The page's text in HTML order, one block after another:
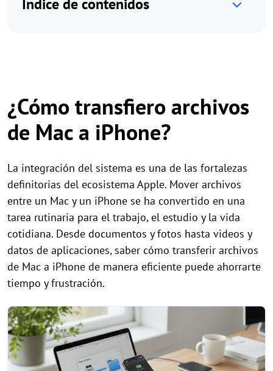
Índice de contenidos
¿Cómo transfiero archivos
de Mac a iPhone?
La integración del sistema es una de las fortalezas
definitorias del ecosistema Apple. Mover archivos
entre un Mac y un iPhone se ha convertido en una
tarea rutinaria para el trabajo, el estudio y la vida
cotidiana. Desde documentos y fotos hasta videos y
datos de aplicaciones, saber cómo transferir archivos
de Mac a iPhone de manera eficiente puede ahorrarte
tiempo y frustración.